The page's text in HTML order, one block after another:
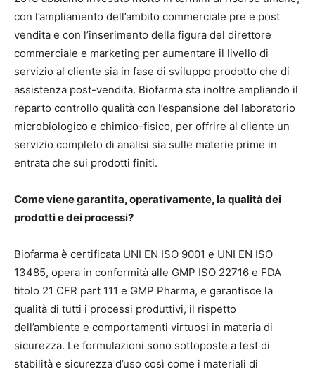
con l’ampliamento dell’ambito commerciale pre e post
vendita e con l’inserimento della figura del direttore
commerciale e marketing per aumentare il livello di
servizio al cliente sia in fase di sviluppo prodotto che di
assistenza post-vendita. Biofarma sta inoltre ampliando il
reparto controllo qualità con l’espansione del laboratorio
microbiologico e chimico-fisico, per offrire al cliente un
servizio completo di analisi sia sulle materie prime in
entrata che sui prodotti finiti.
Come viene garantita, operativamente, la qualità dei
prodotti e dei processi?
Biofarma è certificata UNI EN ISO 9001 e UNI EN ISO
13485, opera in conformità alle GMP ISO 22716 e FDA
titolo 21 CFR part 111 e GMP Pharma, e garantisce la
qualità di tutti i processi produttivi, il rispetto
dell’ambiente e comportamenti virtuosi in materia di
sicurezza. Le formulazioni sono sottoposte a test di
stabilità e sicurezza d’uso così come i materiali di